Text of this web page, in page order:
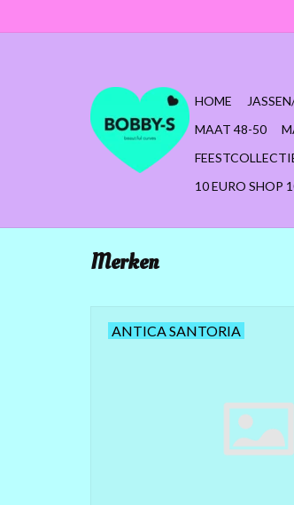
HOME
MAAT 48-50
10 EURO SHOP
Merken
ANTICA SANTORIA